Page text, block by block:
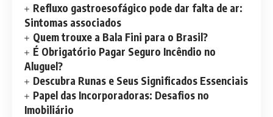
Refluxo gastroesofágico pode dar falta de ar:
Sintomas associados
Quem trouxe a Bala Fini para o Brasil?
É Obrigatório Pagar Seguro Incêndio no
Aluguel?
Descubra Runas e Seus Significados Essenciais
Papel das Incorporadoras: Desafios no
Imobiliário